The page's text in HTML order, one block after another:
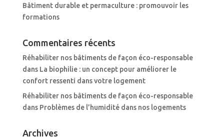
Bâtiment durable et permaculture : promouvoir les
formations
Commentaires récents
Réhabiliter nos bâtiments de façon éco-responsable
dans La biophilie : un concept pour améliorer le
confort ressenti dans votre logement
Réhabiliter nos bâtiments de façon éco-responsable
dans Problèmes de l’humidité dans nos logements
Archives